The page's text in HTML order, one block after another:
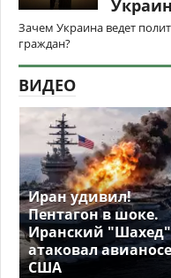
Зачем Украина ведет
граждан?
ВИДЕО
Иран удивил!
Пентагон в шоке.
Иранский "Шахед"
атаковал
США